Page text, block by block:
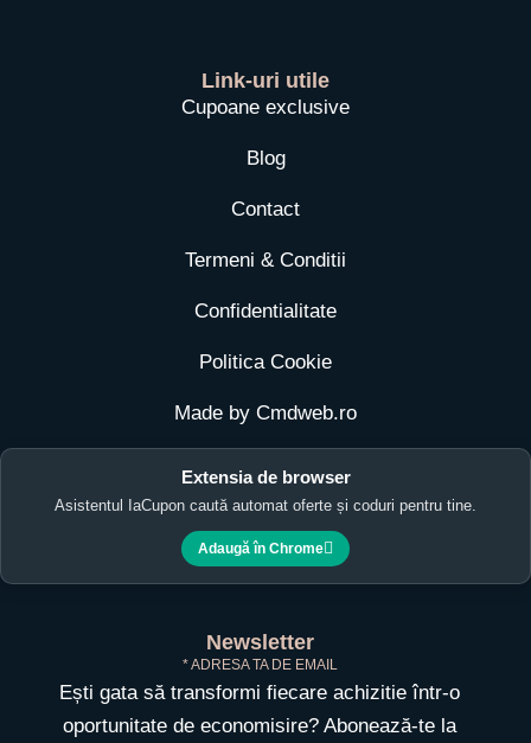
Link-uri utile
Cupoane exclusive
Blog
Contact
Termeni & Conditii
Confidentialitate
Politica Cookie
Made by Cmdweb.ro
Extensia de browser
Asistentul IaCupon caută automat oferte și coduri pentru tine.
Adaugă în Chrome
Newsletter
* ADRESA TA DE EMAIL
Ești gata să transformi fiecare achizitie într-o
oportunitate de economisire? Abonează-te la